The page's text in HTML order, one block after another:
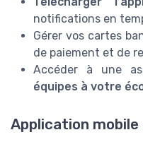
notifications en
Gérer vos cartes
de paiement et de
Accéder à une
équipes à votre
Application